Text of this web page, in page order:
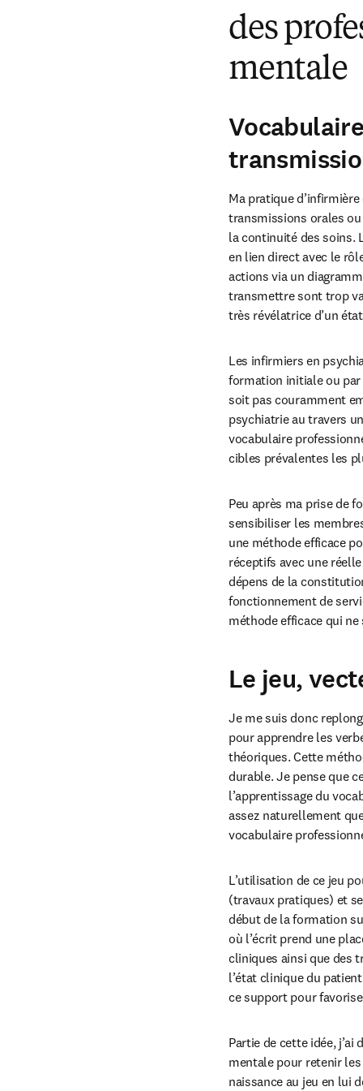
des
mentale
Ma pratique
transmissions orales
la continuité des soins.
en lien direct avec le
actions via un
transmettre sont trop
très révélatrice d’un
Les infirmiers en
formation initiale ou
soit pas couramment
psychiatrie au travers
vocabulaire
cibles prévalentes les
Peu après ma prise de
sensibiliser les
une méthode efficace
réceptifs avec une
dépens de la
fonctionnement de
méthode efficace qui
Le jeu,
Je me suis donc
pour apprendre les
théoriques. Cette
durable. Je pense que
l’apprentissage du
assez naturellement
vocabulaire
L’utilisation de ce jeu
(travaux pratiques) et
début de la formation
où l’écrit prend une
cliniques ainsi que des
l’état clinique du
ce support pour
Partie de cette idée,
mentale pour retenir
naissance au jeu en lui